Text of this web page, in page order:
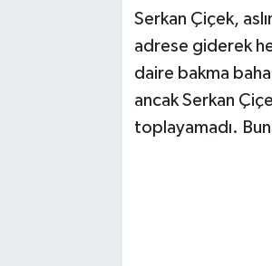
Serkan Çiçek,
adrese giderek
daire bakma
ancak Serkan
toplayamadı.